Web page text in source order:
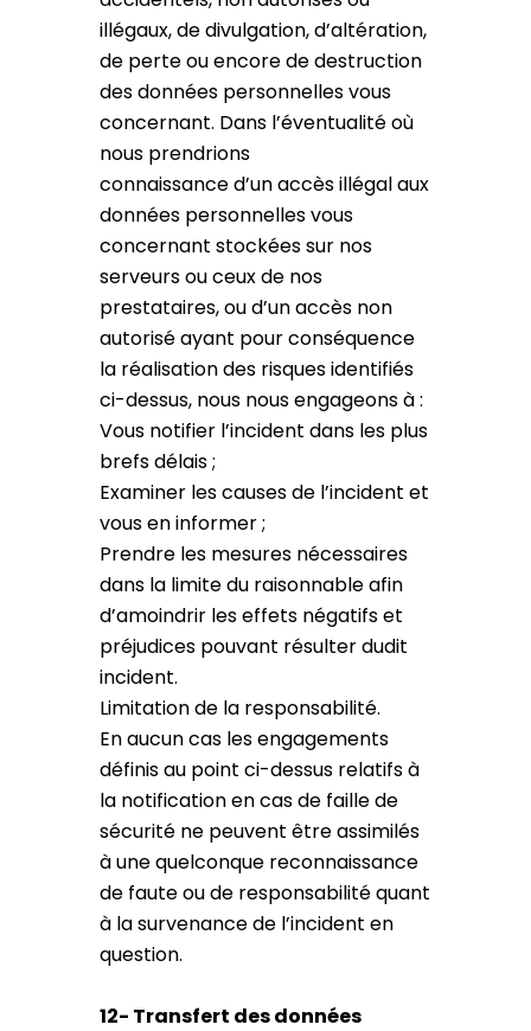
illégaux, de divulgation, d’altération,
de perte ou encore de destruction
des données personnelles vous
concernant. Dans l’éventualité où
nous prendrions
connaissance d’un accès illégal aux
données personnelles vous
concernant stockées sur nos
serveurs ou ceux de nos
prestataires, ou d’un accès non
autorisé ayant pour conséquence
la réalisation des risques identifiés
ci-dessus, nous nous engageons à :
Vous notifier l’incident dans les plus
brefs délais ;
Examiner les causes de l’incident et
vous en informer ;
Prendre les mesures nécessaires
dans la limite du raisonnable afin
d’amoindrir les effets négatifs et
préjudices pouvant résulter dudit
incident.
Limitation de la responsabilité.
En aucun cas les engagements
définis au point ci-dessus relatifs à
la notification en cas de faille de
sécurité ne peuvent être assimilés
à une quelconque reconnaissance
de faute ou de responsabilité quant
à la survenance de l’incident en
question.
12- Transfert des données